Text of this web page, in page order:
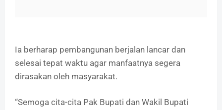
Ia berharap pembangunan berjalan lancar dan
selesai tepat waktu agar manfaatnya segera
dirasakan oleh masyarakat.
“Semoga cita-cita Pak Bupati dan Wakil Bupati